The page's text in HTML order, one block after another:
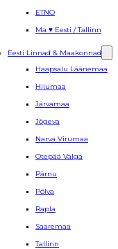
ETNO
Ma ♥ Eesti / Tallinn
Eesti Linnad & Maakonnad
Haapsalu Läänemaa
Hiiumaa
Järvamaa
Jõgeva
Narva Virumaa
Otepää Valga
Pärnu
Põlva
Rapla
Saaremaa
Tallinn